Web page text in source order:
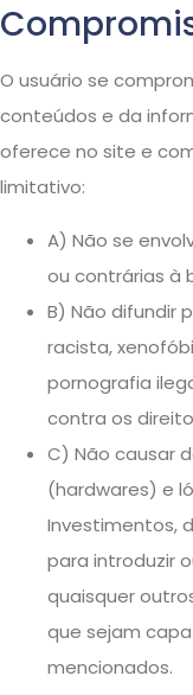
O usuário se
conteúdos e da
oferece no site e
limitativo:
A) Não se
ou contrárias à
B) Não difundir
racista,
pornografia
contra os
C) Não causar
(hardwares) e
Investimentos,
para introduzir
quaisquer
que sejam
mencionados.